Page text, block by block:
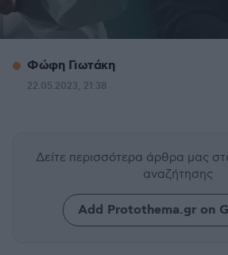
Φώφη Γιωτάκη
22.05.2023, 21:38
Δείτε περισσότερα άρθρα μας
αναζήτησης
Add Protothema.gr on